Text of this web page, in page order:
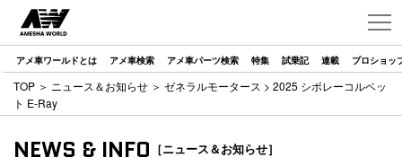
アメ車ワールドとは アメ車検索 アメ車パーツ検索 特集 試乗記 連載 プロショッ
TOP ＞ ニュース＆お知らせ ＞ ゼネラルモータース > 2025 シボレーコルベッ
ト E-Ray
NEWS & INFO ［ニュース＆お知らせ］